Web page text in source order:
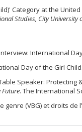
Category at the
Studies, City University
International
Day of the Girl
Speaker:
. The International
genre (VBG) et droits